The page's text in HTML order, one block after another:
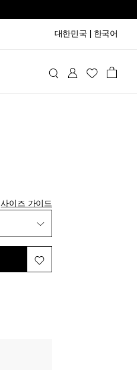
대한민국 한국어
사이즈 가이드